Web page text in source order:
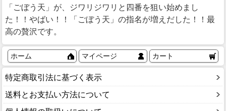
「ごぼう天」が、ジワリジワリと四番を狙い始めまし
た！！やばい！！「ごぼう天」の指名が増えだした！！最
高の贅沢です。
ホーム マイページ カート
特定商取引法に基づく表示
送料とお支払い方法について